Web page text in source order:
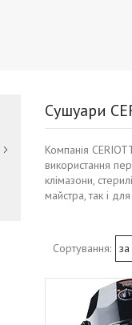
Сушуари
Компанія
використання
клімазони,
майстра, так і для